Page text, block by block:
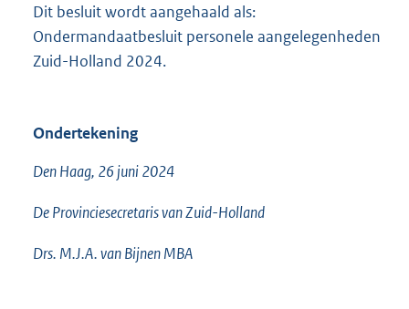
Dit besluit wordt aangehaald als:
Ondermandaatbesluit personele aangelegenheden
Zuid-Holland 2024.
Ondertekening
Den Haag, 26 juni 2024
De Provinciesecretaris van Zuid-Holland
Drs. M.J.A. van Bijnen MBA